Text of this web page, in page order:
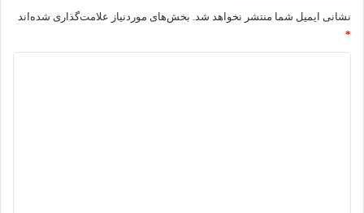
نشانی ایمیل شما منتشر نخواهد شد. بخش‌های موردنیاز علامت‌گذاری شده‌اند
*